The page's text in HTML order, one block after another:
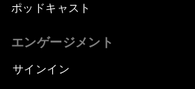
ポッドキャスト
エンゲージメント
サインイン